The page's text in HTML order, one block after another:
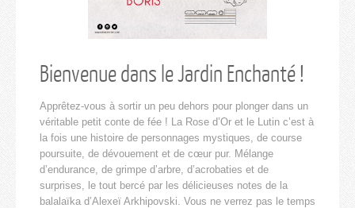
Bienvenue dans le Jardin Enchanté !
Apprêtez-vous à sortir un peu dehors pour plonger dans un
véritable petit conte de fée ! La Rose d’Or et le Lutin c’est à
la fois une histoire de personnages mystiques, de course
poursuite, de dévouement et de cœur pur. Mélange
d’endurance, de grimpe d’arbre, d’acrobaties et de
surprises, le tout bercé par les délicieuses notes de la
balalaïka d’Alexeï Arkhipovski. Vous ne verrez pas le temps